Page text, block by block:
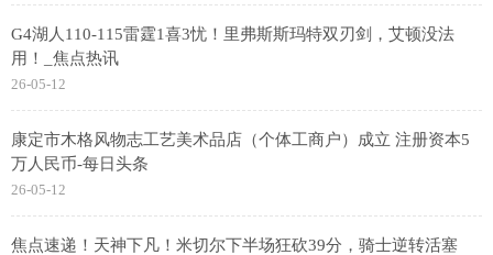
G4湖人110-115雷霆1喜3忧！里弗斯斯玛特双刃剑，艾顿没法
用！_焦点热讯
26-05-12
康定市木格风物志工艺美术品店（个体工商户）成立 注册资本5
万人民币-每日头条
26-05-12
焦点速递！天神下凡！米切尔下半场狂砍39分，骑士逆转活塞